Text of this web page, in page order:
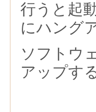
行うと起
にハング
ソフトウ
アップす